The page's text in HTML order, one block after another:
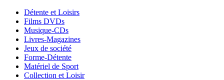
Détente et Loisirs
Films DVDs
Musique-CDs
Livres-Magazines
Jeux de société
Forme-Détente
Matériel de Sport
Collection et Loisir